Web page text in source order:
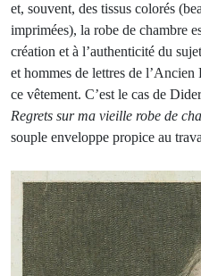
et, souvent, des tissus colorés
imprimées), la robe de chambre
création et à l’authenticité du
et hommes de lettres de
ce vêtement. C’est le cas de
Regrets sur ma vieille robe de
souple enveloppe propice au